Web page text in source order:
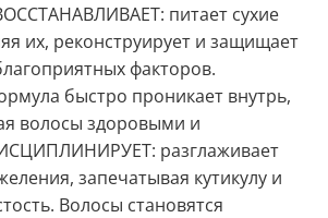
питает сухие
их, реконструирует и защищает
факторов.
быстро проникает внутрь,
волосы здоровыми и
разглаживает
запечатывая кутикулу и
Волосы становятся